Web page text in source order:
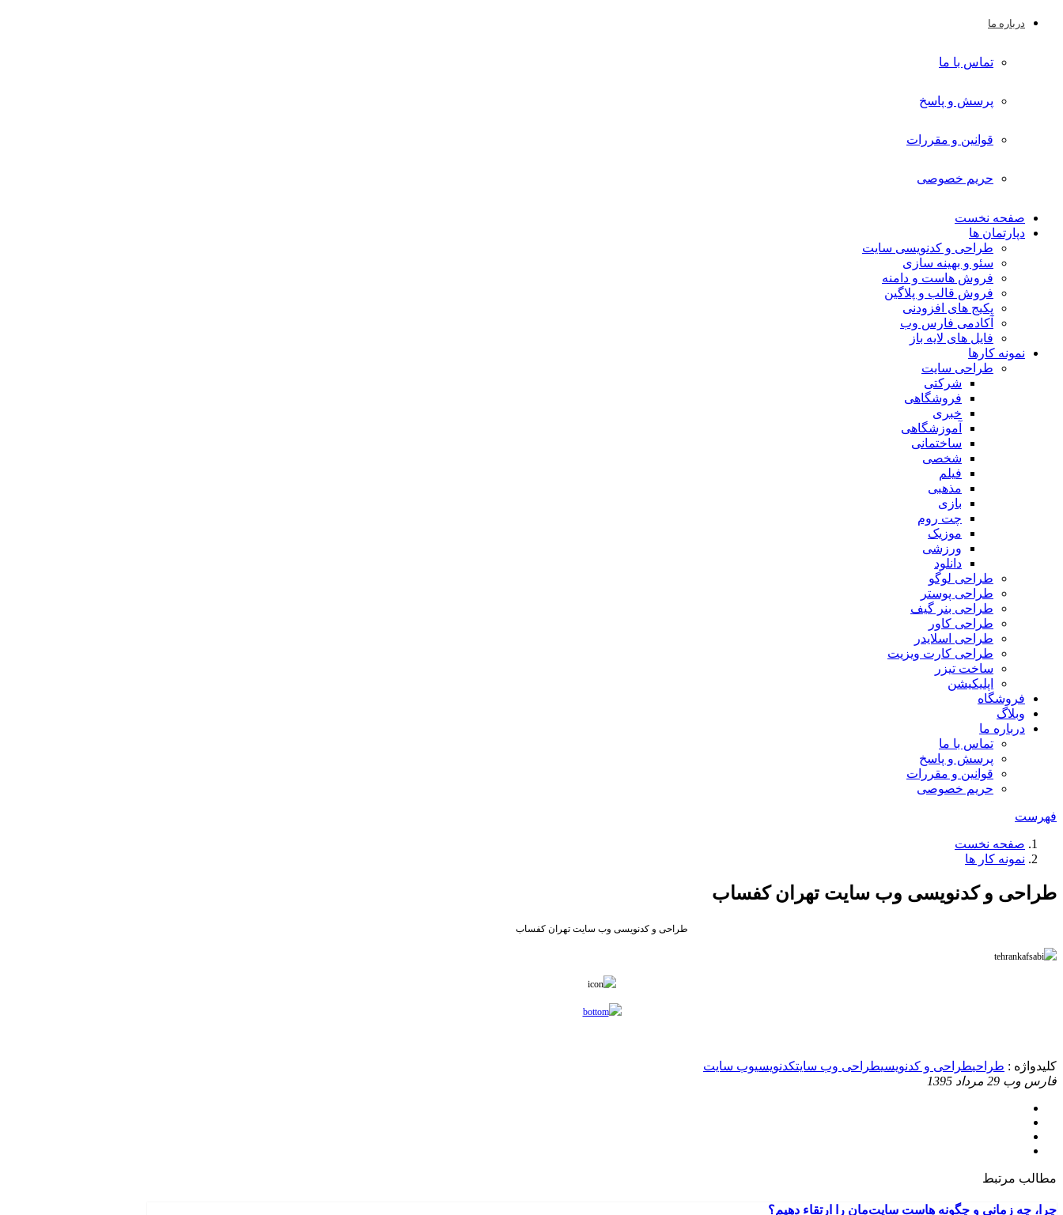
درباره ما
تماس با ما
پرسش و پاسخ
قوانین و مقررات
حریم خصوصی
صفحه نخست
دپارتمان ها
طراحی و کدنویسی سایت
سئو و بهینه سازی
فروش هاست و دامنه
فروش قالب و پلاگین
پکیج های افزودنی
آکادمی فارس وب
فایل های لایه باز
نمونه کارها
طراحی سایت
شرکتی
فروشگاهی
خبری
آموزشگاهی
ساختمانی
شخصی
فیلم
مذهبی
بازی
چت روم
موزیک
ورزشی
دانلود
طراحی لوگو
طراحی پوستر
طراحی بنر گیف
طراحی کاور
طراحی اسلایدر
طراحی کارت ویزیت
ساخت تیزر
اپلیکیشن
فروشگاه
وبلاگ
درباره ما
تماس با ما
پرسش و پاسخ
قوانین و مقررات
حریم خصوصی
فهرست
صفحه نخست
نمونه کار ها
طراحی و کدنویسی وب سایت تهران کفساب
طراحی و کدنویسی وب سایت تهران کفساب
کلیدواژه : طراحیطراحی و کدنویسیطراحی وب سایتکدنویسیوب سایت
فارس وب 29 مرداد 1395
مطالب مرتبط
چرا، چه زمانی و چگونه هاست سایت‌مان را ارتقاء دهیم؟